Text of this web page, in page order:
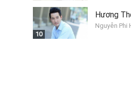
10
Hương
Nguyễn Phi